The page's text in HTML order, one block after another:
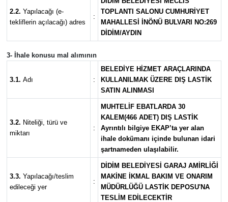
2.2. Yapılacağı (e-
tekliflerin açılacağı) adres
:
TOPLANTI SALONU CUMHURİYET
MAHALLESİ İNÖNÜ BULVARI NO:269
DİDİM/AYDIN
3- İhale konusu mal alımının
3.1. Adı :
BELEDİYE HİZMET ARAÇLARINDA
KULLANILMAK ÜZERE DIŞ LASTİK
SATIN ALINMASI
3.2. Niteliği, türü ve
miktarı
:
MUHTELİF EBATLARDA 30
KALEM(466 ADET) DIŞ LASTİK
Ayrıntılı bilgiye EKAP’ta yer alan
ihale dokümanı içinde bulunan idari
şartnameden ulaşılabilir.
3.3. Yapılacağı/teslim
edileceği yer
:
DİDİM BELEDİYESİ GARAJ AMİRLİĞİ
MAKİNE İKMAL BAKIM VE ONARIM
MÜDÜRLÜĞÜ LASTİK DEPOSU'NA
TESLİM EDİLECEKTİR
HABER İLAN